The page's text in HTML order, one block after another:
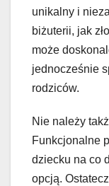
unikalny i
biżuterii, jak
może
jednocześnie
rodziców.
Nie należy
Funkcjonalne
dziecku na co
opcją.